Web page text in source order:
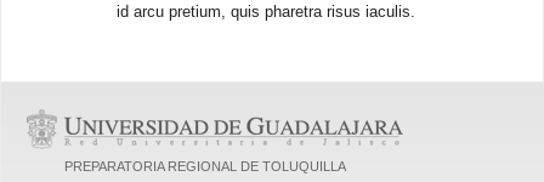
id arcu pretium, quis pharetra risus iaculis.
PREPARATORIA REGIONAL DE TOLUQUILLA